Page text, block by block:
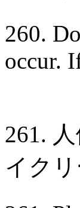
260.
occur.
261.
イク